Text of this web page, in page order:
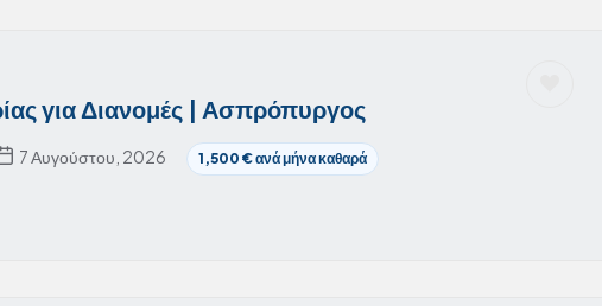
για Διανομές | Ασπρόπυργος
7 Αυγούστου, 2026 1,500 € ανά μήνα καθαρά